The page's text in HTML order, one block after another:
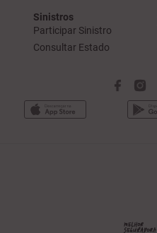
Sinistros
Participar Sinistro
Consultar Estado